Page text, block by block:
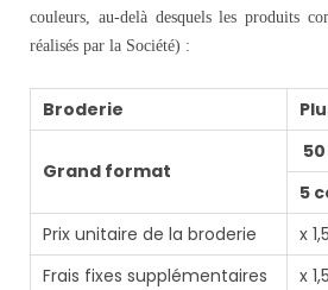
couleurs, au-delà desquels les produits
réalisés par la Société) :
Broderie
Grand format
5
Prix unitaire de la broderie
x
Frais fixes supplémentaires
x